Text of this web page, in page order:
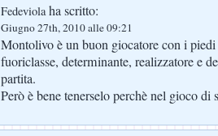
Fedeviolaha scritto:
Giugno 27th, 2010 alle 09:21
Montolivo è un buon giocatore con i
fuoriclasse, determinante, realizzatore e
partita.
Però è bene tenerselo perchè nel gioco di